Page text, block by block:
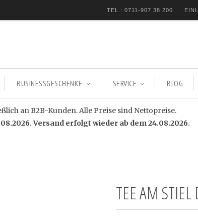
TEL.: 0711-907 38 200
BUSINESSGESCHENKE SERVICE BLOG
an B2B-Kunden. Alle Preise sind Nettopreise.
Versand erfolgt wieder ab dem 24.08.2026.
TEE AM STIEL